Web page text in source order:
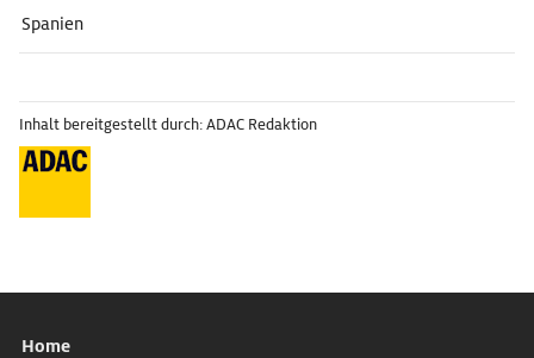
Spanien
Inhalt bereitgestellt durch: ADAC Redaktion
Home